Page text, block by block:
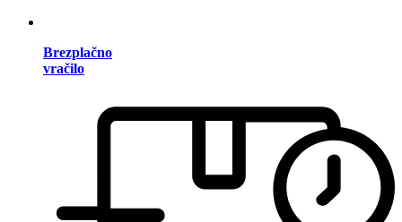
Brezplačno
vračilo